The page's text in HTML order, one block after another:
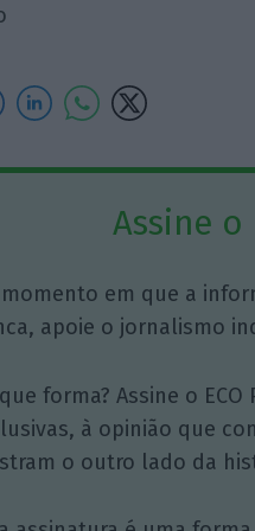
Assine o
em que a
apoie o jornalismo
forma? Assine o
à opinião que
o outro lado da